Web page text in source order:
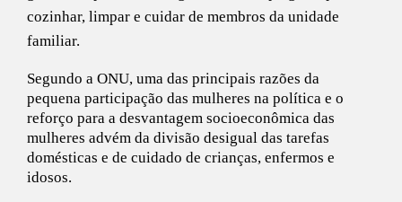
cozinhar, limpar e cuidar de membros da unidade
familiar.
Segundo a ONU, uma das principais razões da
pequena participação das mulheres na política e o
reforço para a desvantagem socioeconômica das
mulheres advém da divisão desigual das tarefas
domésticas e de cuidado de crianças, enfermos e
idosos.